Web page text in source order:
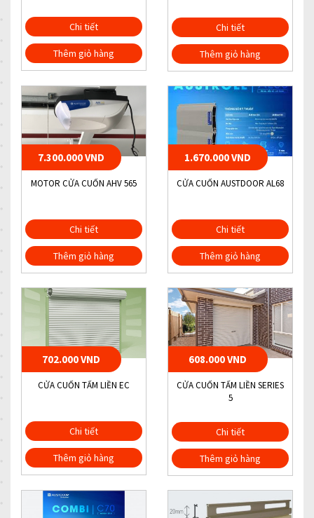
Chi tiết
Thêm giỏ hàng
Chi tiết
Thêm giỏ hàng
7.300.000 VND
MOTOR CỬA CUỐN AHV 565
Chi tiết
Thêm giỏ hàng
1.670.000 VND
CỬA CUỐN AUSTDOOR AL68
Chi tiết
Thêm giỏ hàng
702.000 VND
CỬA CUỐN TẤM LIỀN EC
Chi tiết
Thêm giỏ hàng
608.000 VND
CỬA CUỐN TẤM LIỀN SERIES
5
Chi tiết
Thêm giỏ hàng